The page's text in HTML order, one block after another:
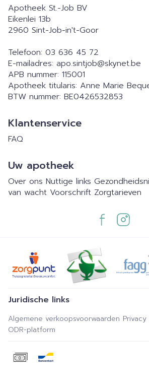
Apotheek St.-Job BV
Eikenlei 13b
2960 Sint-Job-in't-Goor
Telefoon: 03 636 45 72
E-mailadres: apo.sintjob@skynet.be
APB nummer: 115001
Apotheek titularis: Anne Marie
BTW nummer: BE0426532853
Klantenservice
FAQ
Uw apotheek
Over ons Nuttige links
van wacht Voorschrift Zorgtarieven
Juridische links
Algemene verkoopsvoorwaarden
ODR-platform